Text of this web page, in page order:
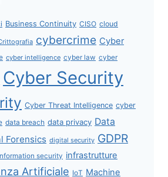
Business Continuity CISO cloud
cybercrime Cyber
cyber intelligence cyber law cyber
Cyber Security
Cyber Threat Intelligence cyber
data breach data privacy Data
Forensics digital security GDPR
security infrastrutture
Artificiale IoT Machine